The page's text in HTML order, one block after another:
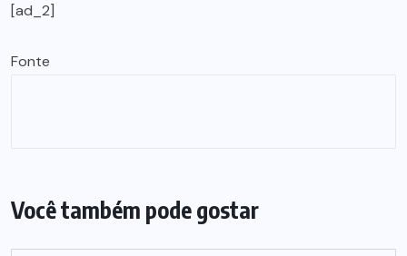
[ad_2]
Fonte
Você também pode gostar